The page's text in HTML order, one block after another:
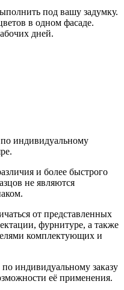
под вашу задумку.
в одном фасаде.
дней.
индивидуальному
и более быстрого
не являются
от представленных
фурнитуре, а также
комплектующих и
индивидуальному заказу
её применения.